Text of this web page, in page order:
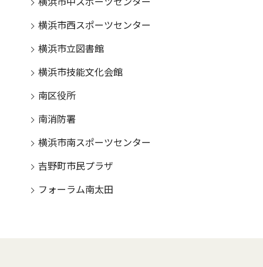
横浜市西スポーツセンター
横浜市立図書館
横浜市技能文化会館
南区役所
南消防署
横浜市南スポーツセンター
吉野町市民プラザ
フォーラム南太田